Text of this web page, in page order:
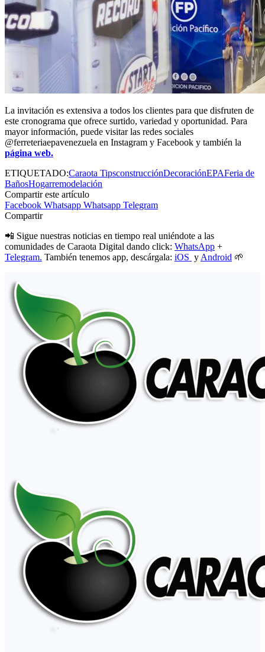
La invitación es extensiva a todos los clientes para que disfruten de
este cronograma que ofrece surtido, variedad y oportunidad. Para
mayor información, puede visitar las redes sociales
@ferreteriaepavenezuela en Instagram y Facebook y también la
página web.
ETIQUETADO:Caraota TipsconstrucciónDecoraciónEPAFeria de
BañosHogarremodelación
Compartir este artículo
Facebook Whatsapp Whatsapp Telegram
Compartir
📲 Sigue nuestras noticias en tiempo real uniéndote a las
comunidades de Caraota Digital dando click: WhatsApp +
Telegram. También tenemos app, descárgala: iOS y Android 🌱